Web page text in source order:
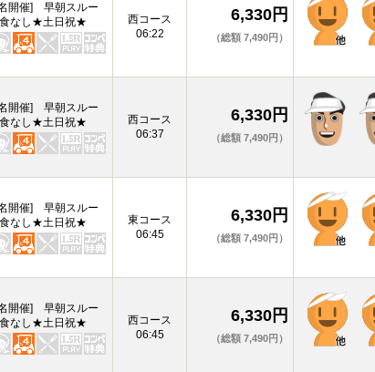
開催] 早朝スルー
なし★土日祝★
西コース
06:22
6,330円
（総額 7,490円）
開催] 早朝スルー
なし★土日祝★
西コース
06:37
6,330円
（総額 7,490円）
開催] 早朝スルー
なし★土日祝★
東コース
06:45
6,330円
（総額 7,490円）
開催] 早朝スルー
なし★土日祝★
西コース
06:45
6,330円
（総額 7,490円）